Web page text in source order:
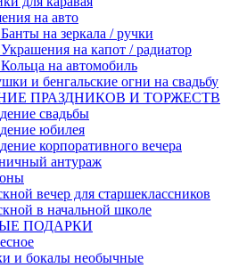
на авто
Банты на зеркала / ручки
Украшения на капот / радиатор
Кольца на автомобиль
и бенгальские огни на свадьбу
ПРАЗДНИКОВ И ТОРЖЕСТВ
свадьбы
юбилея
корпоративного вечера
антураж
вечер для старшеклассников
в начальной школе
ПОДАРКИ
и бокалы необычные